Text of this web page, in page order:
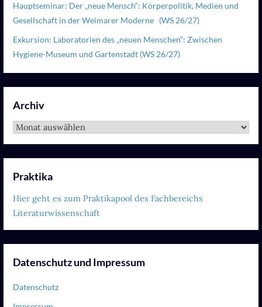
Hauptseminar: Der „neue Mensch“: Körperpolitik, Medien und
Gesellschaft in der Weimarer Moderne (WS 26/27)
Exkursion: Laboratorien des „neuen Menschen“: Zwischen
Hygiene-Museum und Gartenstadt (WS 26/27)
Archiv
Archiv
Praktika
Hier geht es zum Praktikapool des Fachbereichs
Literaturwissenschaft
Datenschutz und Impressum
Datenschutz